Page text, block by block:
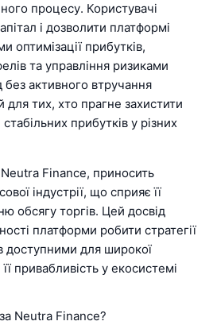
процесу. Користувачі
і дозволити платформі
оптимізації прибутків,
та управління ризиками
без активного втручання
тих, хто прагне захистити
прибутків у різних
Finance, приносить
індустрії, що сприяє її
обсягу торгів. Цей досвід
платформи робити стратегії
доступними для широкої
привабливість у екосистемі
Neutra Finance?